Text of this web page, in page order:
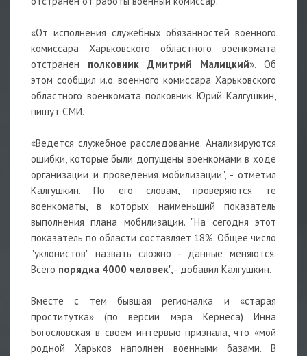
«От исполнения служебных обязанностей военного
комиссара Харьковского областного военкомата
отстранен полковник Дмитрий Малицкий». Об
этом сообщил и.о. военного комиссара Харьковского
областного военкомата полковник Юрий Калгушкин,
пишут СМИ.
«Ведется служебное расследование. Анализируются
ошибки, которые были допущены военкомами в ходе
организации и проведения мобилизации", - отметил
Калгушкин. По его словам, проверяются те
военкоматы, в которых наименьший показатель
выполнения плана мобилизации. "На сегодня этот
показатель по области составляет 18%. Общее число
"уклонистов" назвать сложно - данные меняются.
Всего порядка 4000 человек", - добавил Калгушкин.
Вместе с тем бывшая регионалка и «старая
проститутка» (по версии мэра Кернеса) Инна
Богословская в своем интервью признала, что «мой
родной Харьков наполнен военными базами. В